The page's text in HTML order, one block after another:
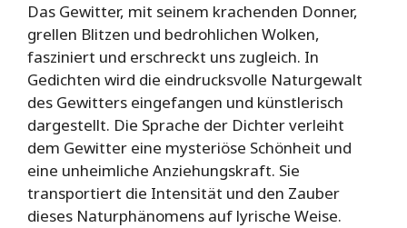
Das Gewitter, mit seinem krachenden Donner,
grellen Blitzen und bedrohlichen Wolken,
fasziniert und erschreckt uns zugleich. In
Gedichten wird die eindrucksvolle Naturgewalt
des Gewitters eingefangen und künstlerisch
dargestellt. Die Sprache der Dichter verleiht
dem Gewitter eine mysteriöse Schönheit und
eine unheimliche Anziehungskraft. Sie
transportiert die Intensität und den Zauber
dieses Naturphänomens auf lyrische Weise.